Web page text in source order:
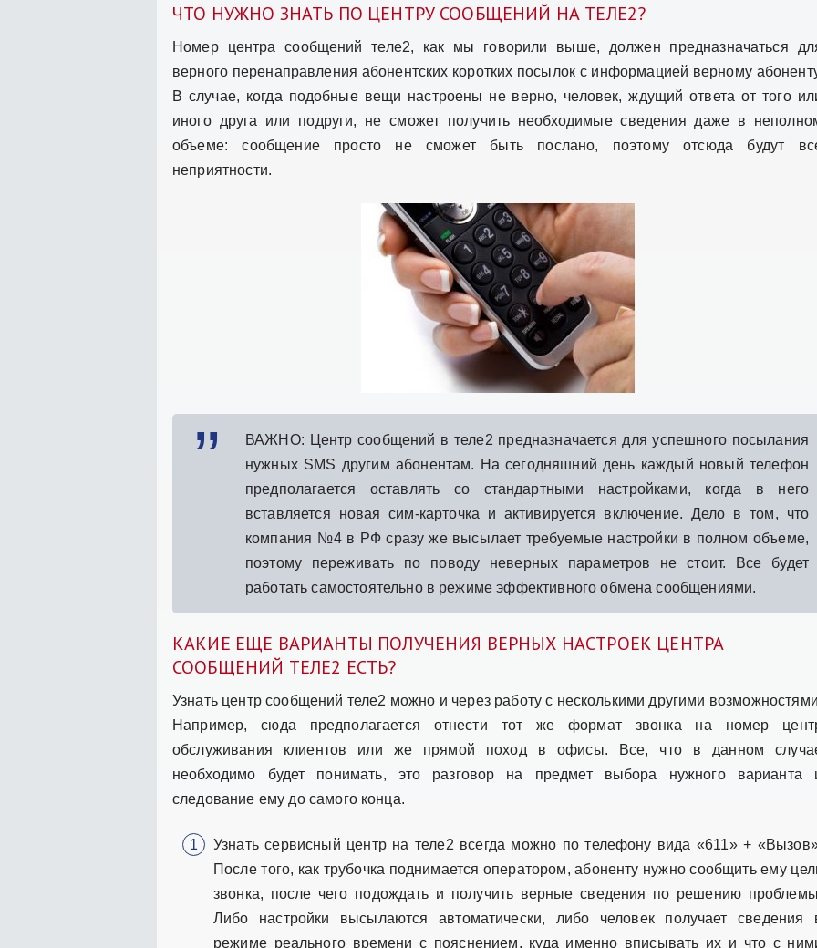
ЧТО НУЖНО ЗНАТЬ ПО ЦЕНТРУ СООБЩЕНИЙ НА ТЕЛЕ2?
Номер центра сообщений теле2, как мы говорили выше, должен предназначаться
верного перенаправления абонентских коротких посылок с информацией верному
В случае, когда подобные вещи настроены не верно, человек, ждущий ответа от того
иного друга или подруги, не сможет получить необходимые сведения даже в
объеме: сообщение просто не сможет быть послано, поэтому отсюда будут
неприятности.
ВАЖНО: Центр сообщений в теле2 предназначается для успешного посылания
нужных SMS другим абонентам. На сегодняшний день каждый новый телефон
предполагается оставлять со стандартными настройками, когда в него
вставляется новая сим-карточка и активируется включение. Дело в том, что
компания №4 в РФ сразу же высылает требуемые настройки в полном объеме,
поэтому переживать по поводу неверных параметров не стоит. Все будет
работать самостоятельно в режиме эффективного обмена сообщениями.
КАКИЕ ЕЩЕ ВАРИАНТЫ ПОЛУЧЕНИЯ ВЕРНЫХ НАСТРОЕК ЦЕНТРА
СООБЩЕНИЙ ТЕЛЕ2 ЕСТЬ?
Узнать центр сообщений теле2 можно и через работу с несколькими другими
Например, сюда предполагается отнести тот же формат звонка на номер
обслуживания клиентов или же прямой поход в офисы. Все, что в данном
необходимо будет понимать, это разговор на предмет выбора нужного варианта
следование ему до самого конца.
Узнать сервисный центр на теле2 всегда можно по телефону вида «611» +
После того, как трубочка поднимается оператором, абоненту нужно сообщить ему
звонка, после чего подождать и получить верные сведения по решению
Либо настройки высылаются автоматически, либо человек получает сведения
режиме реального времени с пояснением, куда именно вписывать их и что с